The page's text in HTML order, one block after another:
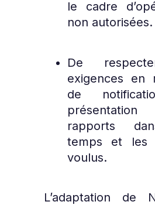
le cadre
non autorisées.
De
exigences en
de
rapports
temps et les
voulus.
L’adaptation de